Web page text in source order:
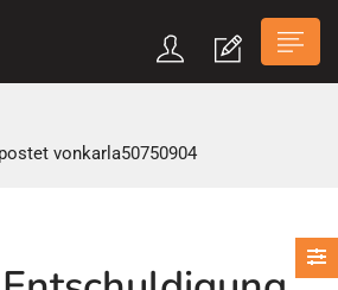
vonkarla50750904